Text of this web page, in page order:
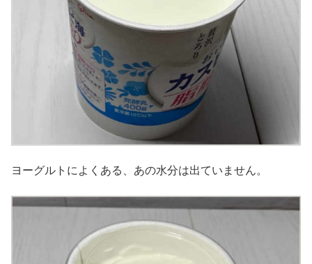
ヨーグルトによくある、あの水分は出ていません。